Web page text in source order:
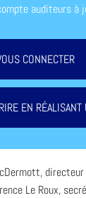
auditeurs à
CONNECTER
EN RÉALISANT
directeur
Le Roux,